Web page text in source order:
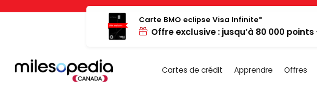
Panneau de gestion des cookies
Carte BMO eclipse Visa Infinite*
Offre exclusive : jusqu’à 80 000
Cartes de crédit Apprendre Offres